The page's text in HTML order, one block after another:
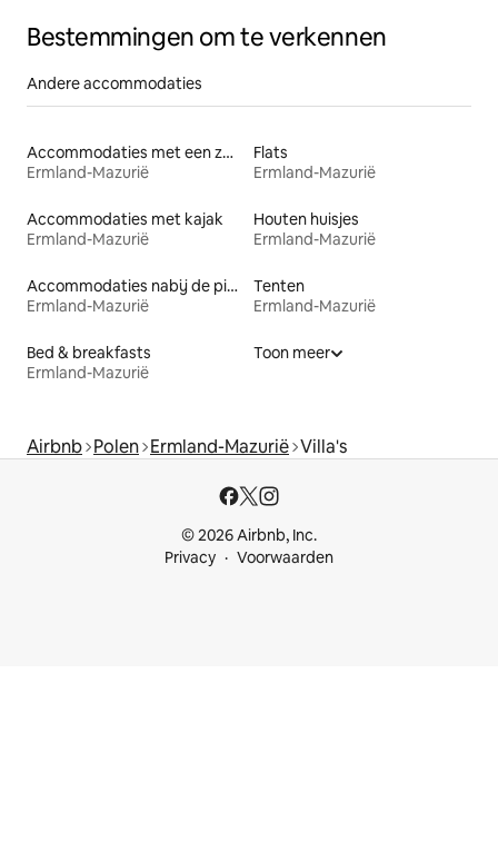
Bestemmingen om te verkennen
Andere accommodaties
Accommodaties met een zwembad
Ermland-Mazurië
Flats
Ermland-Mazurië
Accommodaties met kajak
Ermland-Mazurië
Houten huisjes
Ermland-Mazurië
Accommodaties nabij de piste
Ermland-Mazurië
Tenten
Ermland-Mazurië
Bed & breakfasts
Ermland-Mazurië
Toon meer
Airbnb Polen Ermland-Mazurië Villa's
© 2026 Airbnb, Inc.
Privacy
Voorwaarden